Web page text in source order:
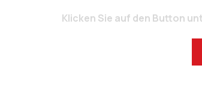
Klicken Sie auf den Button